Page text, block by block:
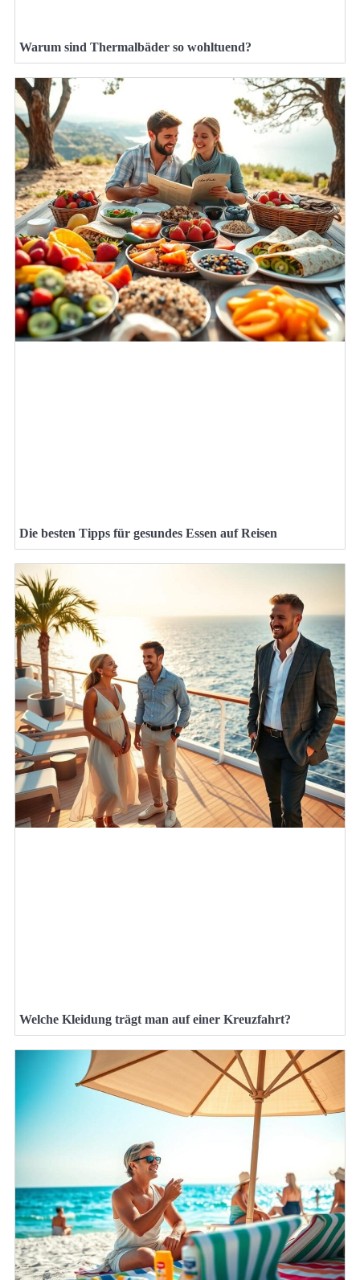
Warum sind Thermalbäder so wohltuend?
Die besten Tipps für gesundes Essen auf Reisen
Welche Kleidung trägt man auf einer Kreuzfahrt?